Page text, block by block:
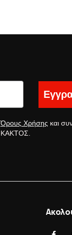
Όρους Χρήσης και
ΚΑΚΤΟΣ.